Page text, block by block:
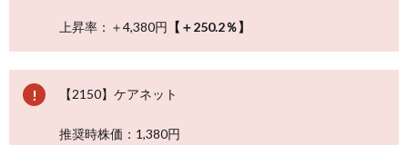
上昇率：＋4,380円 【＋250.2％】
【2150】ケアネット
推奨時株価：1,380円